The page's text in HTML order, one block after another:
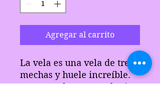
Agregar al carrito
La vela es una vela de tres
mechas y huele increíble.
Gran regalo para cualquier